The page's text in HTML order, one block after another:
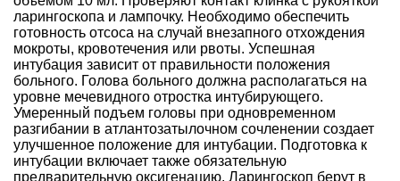
ларингоскопа и лампочку. Необходимо обеспечить
готовность отсоса на случай внезапного отхождения
мокроты, кровотечения или рвоты. Успешная
интубация зависит от правильности положения
больного. Голова больного должна располагаться на
уровне мечевидного отростка интубирующего.
Умеренный подъем головы при одновременном
разгибании в атлантозатылочном сочленении создает
улучшенное положение для интубации. Подготовка к
интубации включает также обязательную
предварительную оксигенацию. Ларингоскоп берут в